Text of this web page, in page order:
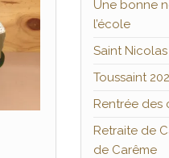
Une bonne
l’école
Saint Nicolas
Toussaint
Rentrée des
Retraite de
de Carême